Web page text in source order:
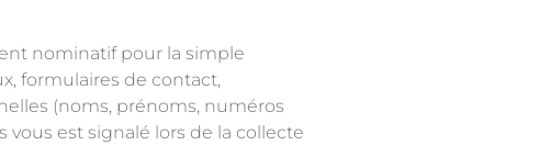
nominatif pour la simple
formulaires de contact,
(noms, prénoms, numéros
est signalé lors de la collecte